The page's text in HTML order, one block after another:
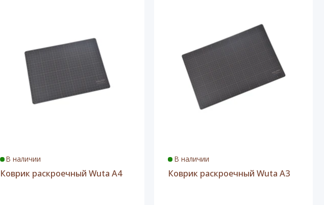
В наличии
Коврик раскроечный Wuta А4
В наличии
Коврик раскроечный Wuta A3